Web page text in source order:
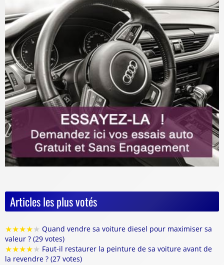
Articles les plus votés
★★★★★ Quand vendre sa voiture diesel pour maximiser sa
valeur ? (29 votes)
★★★★★ Faut-il restaurer la peinture de sa voiture avant de
la revendre ? (27 votes)